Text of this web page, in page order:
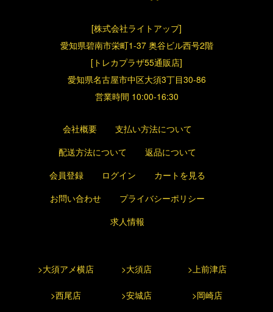
[株式会社ライトアップ]
愛知県碧南市栄町1-37 奥谷ビル西号2階
[トレカプラザ55通販店]
愛知県名古屋市中区大須3丁目30-86
営業時間 10:00-16:30
会社概要
支払い方法について
配送方法について
返品について
会員登録
ログイン
カートを見る
お問い合わせ
プライバシーポリシー
求人情報
>大須アメ横店 >大須店 >上前津店
>西尾店 >安城店 >岡崎店